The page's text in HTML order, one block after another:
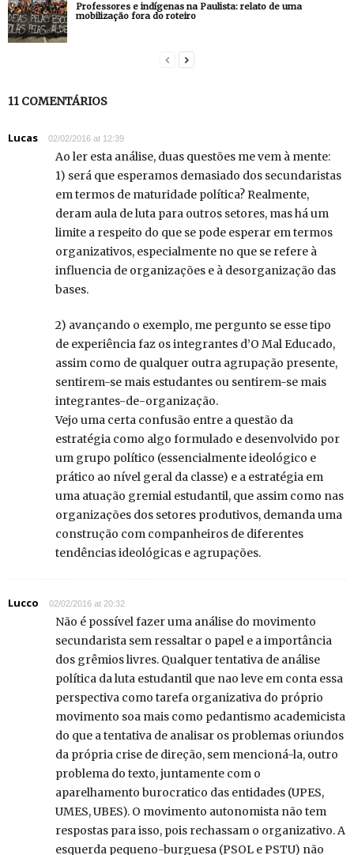
Professores e indígenas na Paulista: relato de uma
mobilização fora do roteiro
11 COMENTÁRIOS
Lucas 02/02/2016 at 12:39
Ao ler esta análise, duas questões me vem à mente:
1) será que esperamos demasiado dos secundaristas
em termos de maturidade política? Realmente,
deram aula de luta para outros setores, mas há um
limite a respeito do que se pode esperar em termos
organizativos, especialmente no que se refere à
influencia de organizações e à desorganização das
bases.
2) avançando o exemplo, me pergunto se esse tipo
de experiência faz os integrantes d’O Mal Educado,
assim como de qualquer outra agrupação presente,
sentirem-se mais estudantes ou sentirem-se mais
integrantes-de-organização.
Vejo uma certa confusão entre a questão da
estratégia como algo formulado e desenvolvido por
um grupo político (essencialmente ideológico e
prático ao nível geral da classe) e a estratégia em
uma atuação gremial estudantil, que assim como nas
organizações dos setores produtivos, demanda uma
construção com companheiros de diferentes
tendências ideológicas e agrupações.
Lucco 02/02/2016 at 20:32
Não é possível fazer uma análise do movimento
secundarista sem ressaltar o papel e a importância
dos grêmios livres. Qualquer tentativa de análise
política da luta estudantil que nao leve em conta essa
perspectiva como tarefa organizativa do próprio
movimento soa mais como pedantismo academicista
do que a tentativa de analisar os problemas oriundos
da própria crise de direção, sem mencioná-la, outro
problema do texto, juntamente com o
aparelhamento burocratico das entidades (UPES,
UMES, UBES). O movimento autonomista não tem
respostas para isso, pois rechassam o organizativo. A
esquerda pequeno-burguesa (PSOL e PSTU) não